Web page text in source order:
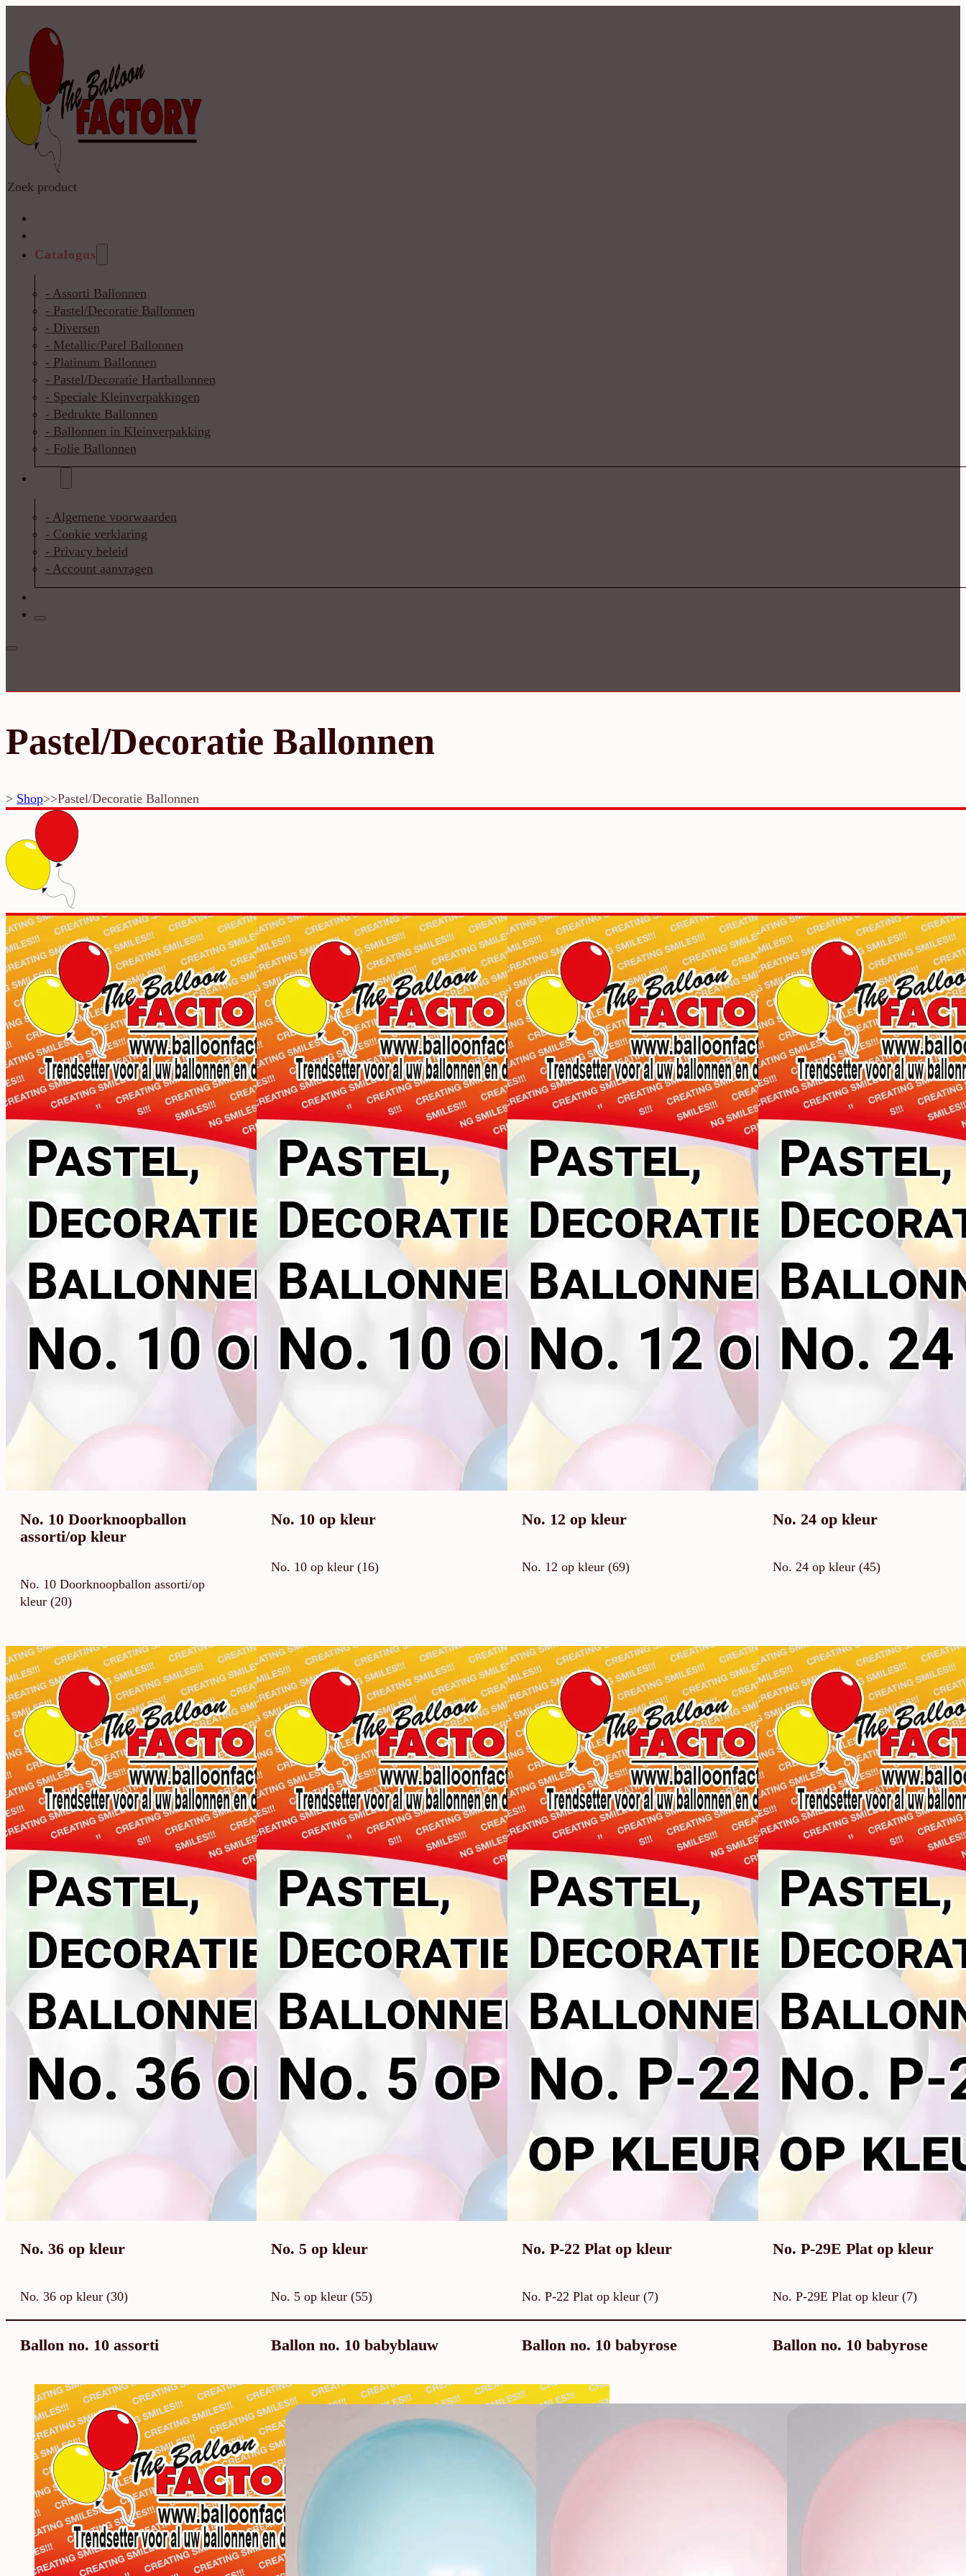
Zoeken
Catalogus
- Assorti Ballonnen
- Pastel/Decoratie Ballonnen
- Diversen
- Metallic/Parel Ballonnen
- Platinum Ballonnen
- Pastel/Decoratie Hartballonnen
- Speciale Kleinverpakkingen
- Bedrukte Ballonnen
- Ballonnen in Kleinverpakking
- Folie Ballonnen
- Algemene voorwaarden
- Cookie verklaring
- Privacy beleid
- Account aanvragen
Pastel/Decoratie Ballonnen
> Shop>>Pastel/Decoratie Ballonnen
No. 10 Doorknoopballon
assorti/op kleur
No. 10 Doorknoopballon assorti/op
kleur (20)
No. 10 op kleur
No. 10 op kleur (16)
No. 12 op kleur
No. 12 op kleur (69)
No. 24 op kleur
No. 24 op kleur (45)
No. 36 op kleur
No. 36 op kleur (30)
No. 5 op kleur
No. 5 op kleur (55)
No. P-22 Plat op kleur
No. P-22 Plat op kleur (7)
No. P-29E Plat op kleur
No. P-29E Plat op kleur (7)
Ballon no. 10 assorti Ballon no. 10 babyblauw Ballon no. 10 babyrose Ballon no. 10 babyrose